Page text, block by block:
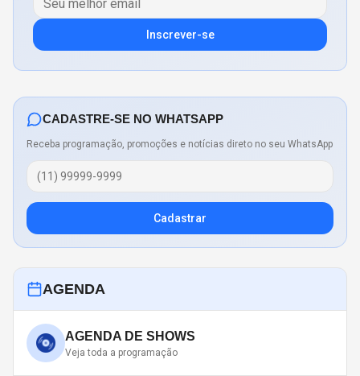
Inscrever-se
CADASTRE-SE NO WHATSAPP
Receba programação, promoções e notícias direto no seu WhatsApp
Cadastrar
AGENDA
AGENDA DE SHOWS
Veja toda a programação